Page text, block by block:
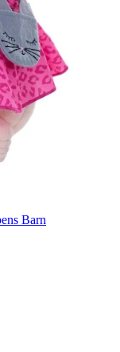
Barn